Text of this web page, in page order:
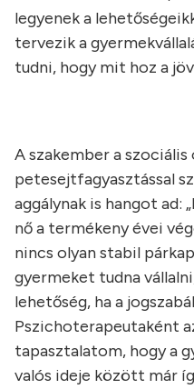
legyenek a
tervezik a
tudni, hogy mit hoz a
A szakember a
petesejtfagyasztással
aggálynak is hangot ad:
nő a termékeny évei
nincs olyan stabil
gyermeket tudna
lehetőség, ha a
Pszichoterapeutaként
tapasztalatom, hogy a
valós ideje között már